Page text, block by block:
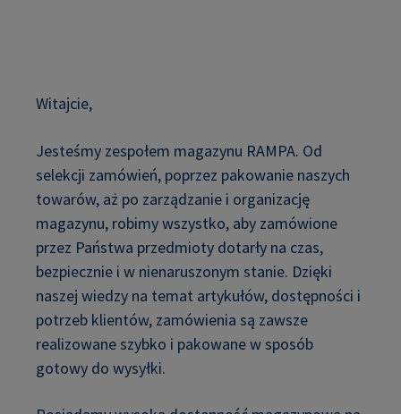
Witajcie,
Jesteśmy zespołem magazynu RAMPA. Od
selekcji zamówień, poprzez pakowanie naszych
towarów, aż po zarządzanie i organizację
magazynu, robimy wszystko, aby zamówione
przez Państwa przedmioty dotarły na czas,
bezpiecznie i w nienaruszonym stanie. Dzięki
naszej wiedzy na temat artykułów, dostępności i
potrzeb klientów, zamówienia są zawsze
realizowane szybko i pakowane w sposób
gotowy do wysyłki.